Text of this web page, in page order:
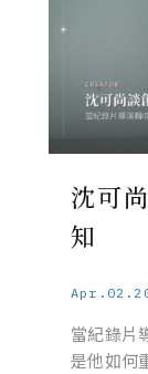
沈可
知
當紀錄片
是他如何